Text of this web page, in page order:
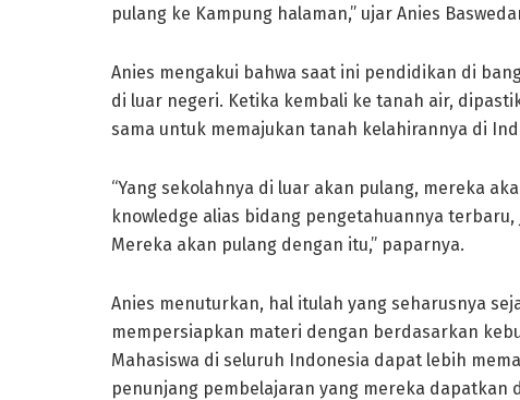
pulang ke Kampung halaman,” ujar Anies
Anies mengakui bahwa saat ini pendidikan di
di luar negeri. Ketika kembali ke tanah air,
sama untuk memajukan tanah kelahirannya di
“Yang sekolahnya di luar akan pulang, mereka
knowledge alias bidang pengetahuannya
Mereka akan pulang dengan itu,” paparnya.
Anies menuturkan, hal itulah yang seharusnya
mempersiapkan materi dengan berdasarkan
Mahasiswa di seluruh Indonesia dapat lebih
penunjang pembelajaran yang mereka dapatkan